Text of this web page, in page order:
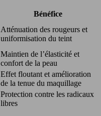
Bénéfice
Atténuation des rougeurs et
uniformisation du teint
Maintien de l’élasticité et
confort de la peau
Effet floutant et amélioration
de la tenue du maquillage
Protection contre les radicaux
libres